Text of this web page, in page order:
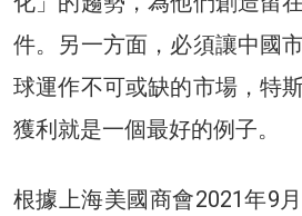
件。另一方面，必須讓中國
球運作不可或缺的市場，特
獲利就是一個最好的例子。
根據上海美國商會2021年9